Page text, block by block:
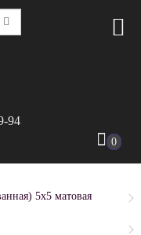
94
0
5х5 матовая